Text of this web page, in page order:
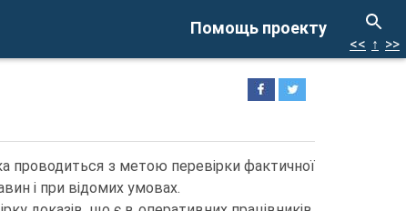
Помощь проекту
<< ↑ >>
проводиться з метою перевірки фактичної
і при відомих умовах.